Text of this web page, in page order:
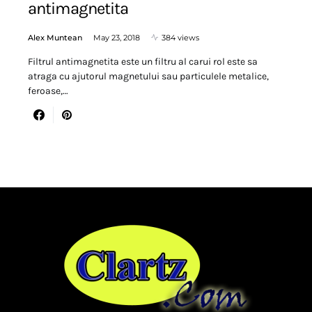
antimagnetita
Alex Muntean May 23, 2018 384 views
Filtrul antimagnetita este un filtru al carui rol este sa
atraga cu ajutorul magnetului sau particulele metalice,
feroase,…